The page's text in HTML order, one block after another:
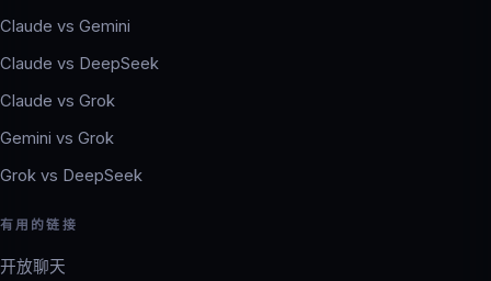
Claude vs Gemini
Claude vs DeepSeek
Claude vs Grok
Gemini vs Grok
Grok vs DeepSeek
有用的链接
开放聊天